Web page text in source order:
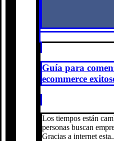
Guía para
ecommerce
Los tiempos están
personas buscan
Gracias a internet